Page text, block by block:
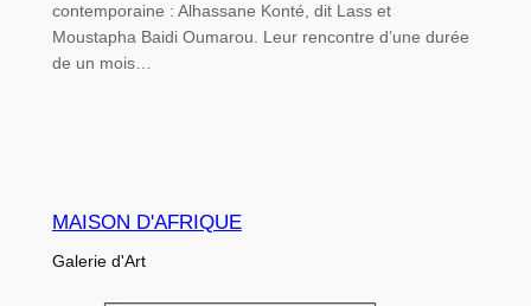
contemporaine : Alhassane Konté, dit Lass et
Moustapha Baidi Oumarou. Leur rencontre d’une durée
de un mois…
MAISON D'AFRIQUE
Galerie d'Art